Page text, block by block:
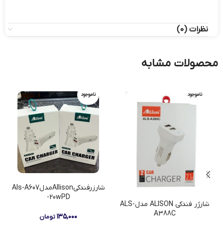
نظرات (0)
محصولات مشابه
ناموجود
شارژر فندکی ALISON مدلALS-
A388C
ناموجود
شارزرفندکیAllisonمدلAls-A607
-20wPD
۱۳۵,۰۰۰تومان